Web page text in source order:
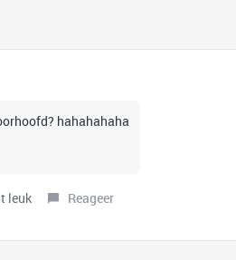
hahahahaha
leuk Reageer